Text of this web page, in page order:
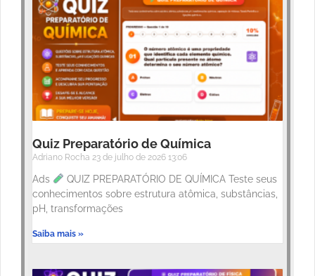
Quiz Preparatório de Química
Adriano Rocha 23 de julho de 2026 13:06
Ads
QUIZ PREPARATÓRIO DE QUÍMICA Teste seus
conhecimentos sobre estrutura atômica, substâncias,
pH, transformações
Saiba mais »